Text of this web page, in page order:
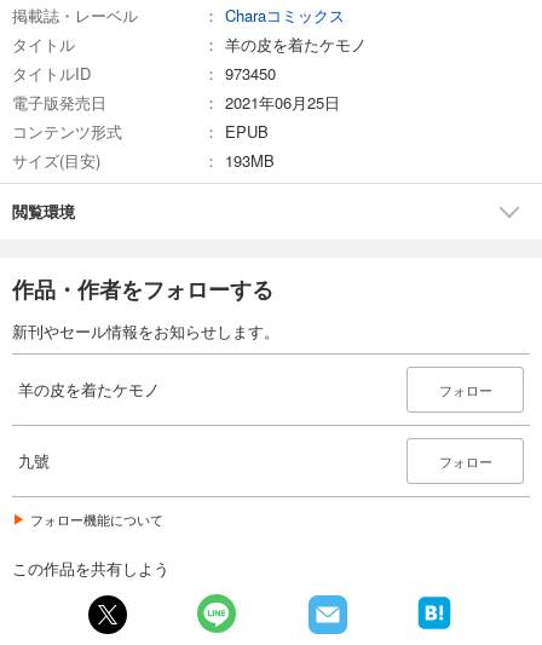
掲載誌・レーベル
Charaコミックス
タイトル
羊の皮を着たケモノ
タイトルID
973450
電子版発売日
2021年06月25日
コンテンツ形式
EPUB
サイズ(目安)
193MB
閲覧環境
作品・作者をフォローする
新刊やセール情報をお知らせします。
羊の皮を着たケモノ フォロー
九號 フォロー
フォロー機能について
この作品を共有しよう